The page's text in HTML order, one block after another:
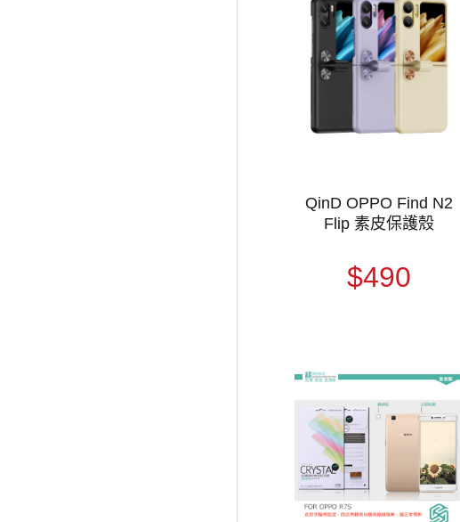
QinD OPPO Find N2
Flip 素皮保護殼
$490